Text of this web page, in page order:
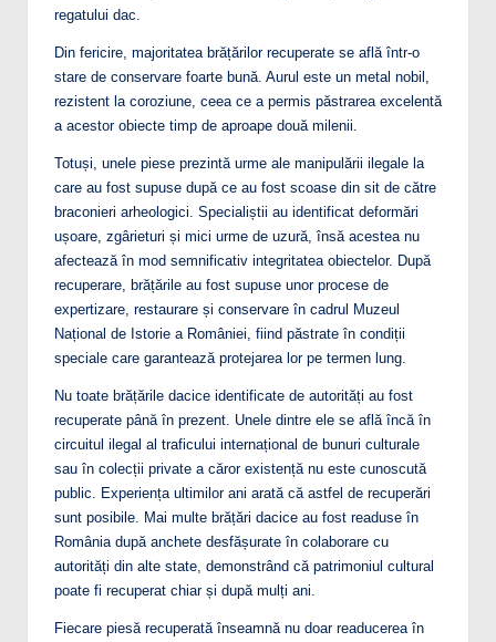
regatului dac.
Din fericire, majoritatea brățărilor recuperate se află într-o
stare de conservare foarte bună. Aurul este un metal nobil,
rezistent la coroziune, ceea ce a permis păstrarea excelentă
a acestor obiecte timp de aproape două milenii.
Totuși, unele piese prezintă urme ale manipulării ilegale la
care au fost supuse după ce au fost scoase din sit de către
braconieri arheologici. Specialiștii au identificat deformări
ușoare, zgârieturi și mici urme de uzură, însă acestea nu
afectează în mod semnificativ integritatea obiectelor. După
recuperare, brățările au fost supuse unor procese de
expertizare, restaurare și conservare în cadrul Muzeul
Național de Istorie a României, fiind păstrate în condiții
speciale care garantează protejarea lor pe termen lung.
Nu toate brățările dacice identificate de autorități au fost
recuperate până în prezent. Unele dintre ele se află încă în
circuitul ilegal al traficului internațional de bunuri culturale
sau în colecții private a căror existență nu este cunoscută
public. Experiența ultimilor ani arată că astfel de recuperări
sunt posibile. Mai multe brățări dacice au fost readuse în
România după anchete desfășurate în colaborare cu
autorități din alte state, demonstrând că patrimoniul cultural
poate fi recuperat chiar și după mulți ani.
Fiecare piesă recuperată înseamnă nu doar readucerea în